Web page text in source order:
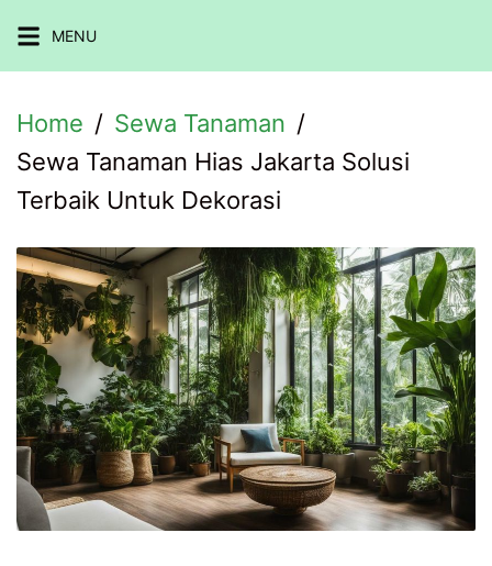
to
MENU
Home
Sewa Tanaman
Sewa Tanaman Hias Jakarta Solusi
Terbaik Untuk Dekorasi